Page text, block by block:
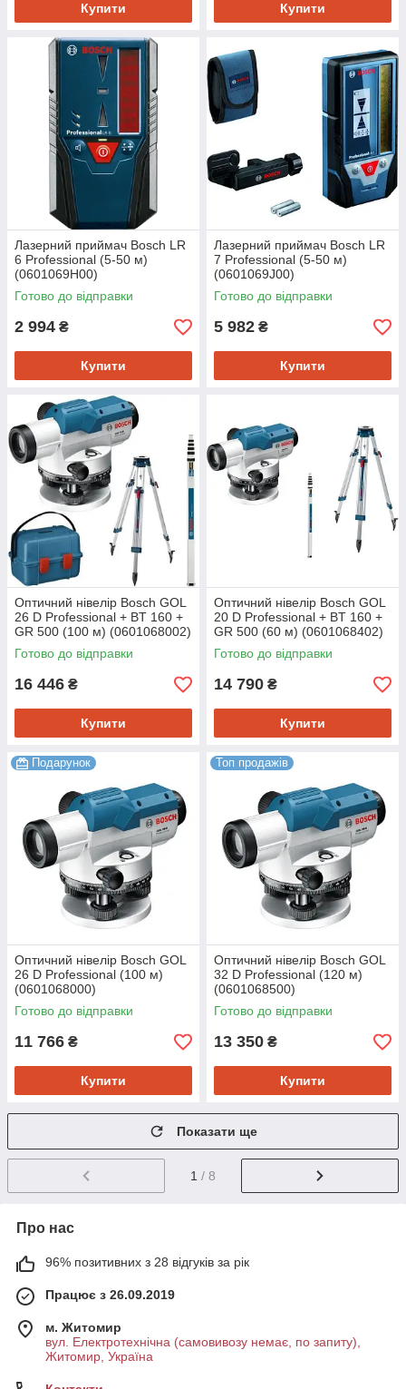
Купити Купити
Лазерний приймач Bosch LR
6 Professional (5-50 м)
(0601069H00)
Готово до відправки
2 994 ₴
Купити
Лазерний приймач Bosch LR
7 Professional (5-50 м)
(0601069J00)
Готово до відправки
5 982 ₴
Купити
Оптичний нівелір Bosch GOL
26 D Professional + BT 160 +
GR 500 (100 м) (0601068002)
Готово до відправки
16 446 ₴
Купити
Оптичний нівелір Bosch GOL
20 D Professional + BT 160 +
GR 500 (60 м) (0601068402)
Готово до відправки
14 790 ₴
Купити
Подарунок
Оптичний нівелір Bosch GOL
26 D Professional (100 м)
(0601068000)
Готово до відправки
11 766 ₴
Купити
Топ продажів
Оптичний нівелір Bosch GOL
32 D Professional (120 м)
(0601068500)
Готово до відправки
13 350 ₴
Купити
Показати ще
1 / 8
Про нас
96% позитивних з 28 відгуків за рік
Працює з 26.09.2019
м. Житомир
вул. Електротехнічна (самовивозу немає, по запиту),
Житомир, Україна